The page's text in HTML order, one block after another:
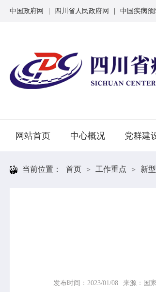
中心
中国政府网 | 四川省人民政府网 | 中国疾病预
网站首页 中心概况 党群建
当前位置： 首页 > 工作重点 > 新
发布时间： 2023/01/08 来源： 国